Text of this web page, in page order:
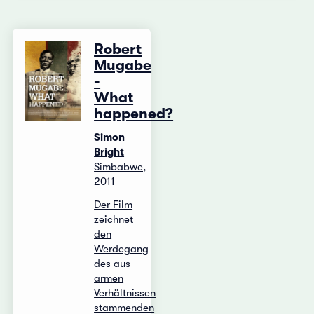
Robert
Mugabe
-
What
happened?
Simon
Bright
Simbabwe,
2011
Der Film
zeichnet
den
Werdegang
des aus
armen
Verhältnissen
stammenden